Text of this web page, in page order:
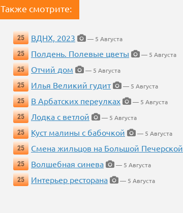
Также смотрите:
25 ВДНХ, 2023
— 5 Августа
25
Полдень. Полевые цветы
— 5 Августа
25
Отчий дом
— 5 Августа
25
Илья Великий гудит
— 5 Августа
25
В Арбатских переулках
— 5 Августа
25
Лодка с ветлой
— 5 Августа
25
Куст малины с бабочкой
— 5 Августа
25
Смена жильцов на Большой Печерской
25
Волшебная синева
— 5 Августа
25
Интерьер ресторана — 5 Августа